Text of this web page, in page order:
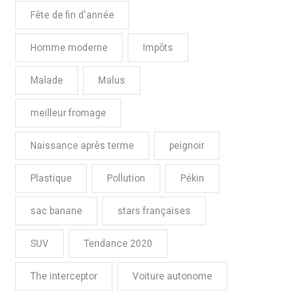
Fête de fin d'année
Homme moderne Impôts
Malade Malus
meilleur fromage
Naissance après terme peignoir
Plastique Pollution Pékin
sac banane stars françaises
SUV Tendance 2020
The interceptor Voiture autonome